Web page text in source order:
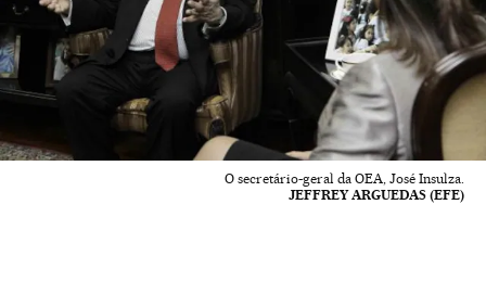
O secretário-geral da OEA, José Insulza.
JEFFREY ARGUEDAS (EFE)